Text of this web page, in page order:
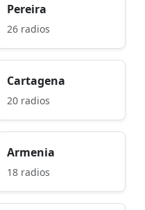
Pereira
26 radios
Cartagena
20 radios
Armenia
18 radios